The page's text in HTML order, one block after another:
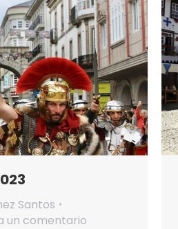
Santos
un comentario